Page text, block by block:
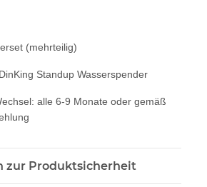
(mehrteilig)
Standup Wasserspender
alle 6-9 Monate oder gemäß
zur Produktsicherheit